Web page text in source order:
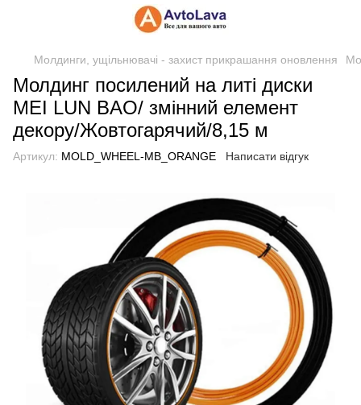
Молдинги, ущільнювачі - захист прикрашання оновлення
Молдинг посилений на литі диски
MEI LUN BAO/ змінний елемент
декору/Жовтогарячий/8,15 м
Артикул: MOLD_WHEEL-MB_ORANGE Написати відгук